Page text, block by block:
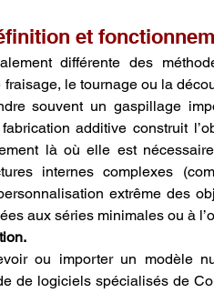
et
différente des
le tournage ou la
souvent un gaspillage
additive construit
là où elle est
internes complexes
extrême des
aux séries minimales ou à
ou importer un modèle
de logiciels spécialisés de